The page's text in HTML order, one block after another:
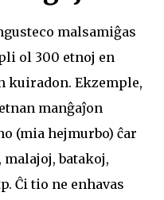
malsamiĝas
ol 300 etnoj en
kuiradon. Ekzemple,
manĝaĵon
(mia hejmurbo) ĉar
malajoj, batakoj,
Ĉi tio ne enhavas